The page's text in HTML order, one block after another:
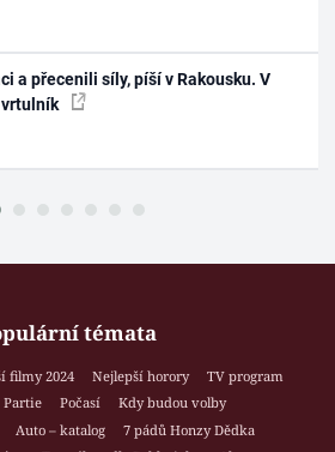
a přecenili síly, píší v Rakousku. V
vrtulník
témata
filmy 2024 Nejlepší horory
TV program
Partie Počasí
Kdy budou volby
Auto – katalog
7 pádů Honzy Dědka